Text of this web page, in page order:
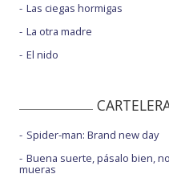
Las ciegas hormigas
La otra madre
El nido
Spider-man: Brand new day
Buena suerte, pásalo bien, no
mueras